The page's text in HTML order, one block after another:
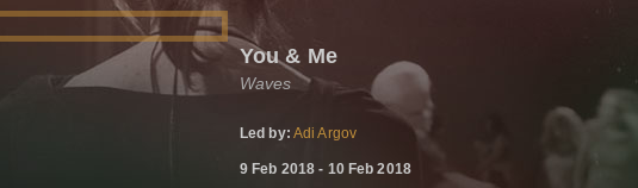
You & Me
Waves
Led by: Adi Argov
9 Feb 2018 - 10 Feb 2018